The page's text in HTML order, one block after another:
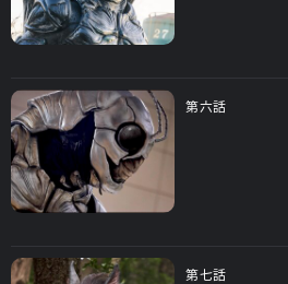
第六話
第七話